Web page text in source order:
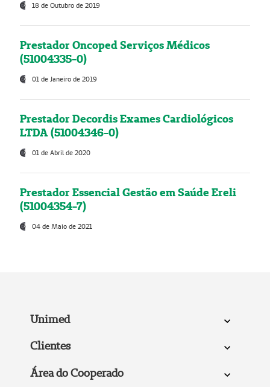
18 de Outubro de 2019
Prestador Oncoped Serviços Médicos
(51004335-0)
01 de Janeiro de 2019
Prestador Decordis Exames Cardiológicos
LTDA (51004346-0)
01 de Abril de 2020
Prestador Essencial Gestão em Saúde Ereli
(51004354-7)
04 de Maio de 2021
Unimed
Clientes
Área do Cooperado